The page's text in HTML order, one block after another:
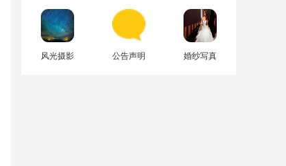
风光摄影 公告声明 婚纱写真